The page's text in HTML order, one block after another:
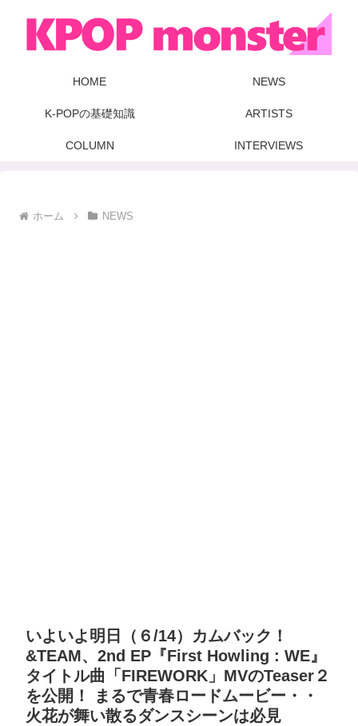
HOME NEWS
K-POPの基礎知識 ARTISTS
COLUMN INTERVIEWS
ホーム NEWS
いよいよ明日（６/14）カムバック！
&TEAM、2nd EP『First Howling : WE』
タイトル曲「FIREWORK」MVのTeaser２
を公開！ まるで青春ロードムービー・・
火花が舞い散るダンスシーンは必見